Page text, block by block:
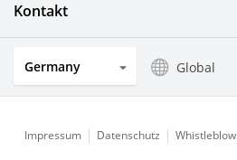
Küchenprodukte
Kontakt
Germany Global
Impressum Datenschutz